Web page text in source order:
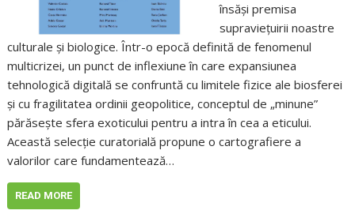
însăși premisa
supraviețuirii noastre
culturale și biologice. Într-o epocă definită de fenomenul
multicrizei, un punct de inflexiune în care expansiunea
tehnologică digitală se confruntă cu limitele fizice ale biosferei
și cu fragilitatea ordinii geopolitice, conceptul de „minune”
părăsește sfera exoticului pentru a intra în cea a eticului.
Această selecție curatorială propune o cartografiere a
valorilor care fundamentează…
READ MORE